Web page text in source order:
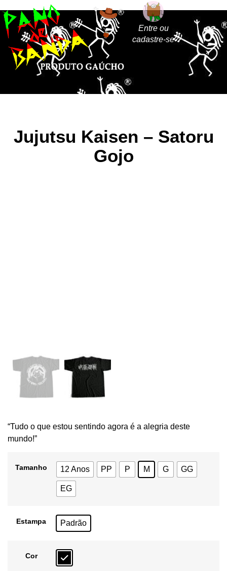
Entre ou
cadastre-se
Jujutsu Kaisen – Satoru
Gojo
“Tudo o que estou sentindo agora é a alegria deste
mundo!”
Tamanho 12 Anos PP P M G GG
EG
Estampa Padrão
Cor